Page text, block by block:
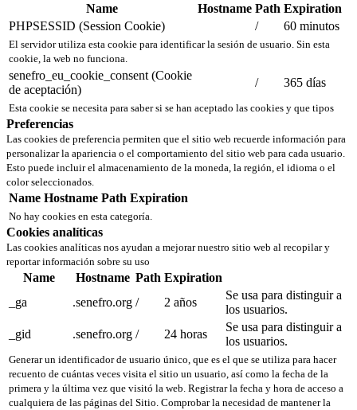
Name Hostname Path Expiration
PHPSESSID (Session Cookie)
/ 60 minutos
El servidor utiliza esta cookie para identificar la sesión de usuario. Sin esta
cookie, la web no funciona.
senefro_eu_cookie_consent (Cookie
de aceptación)
/ 365 días
Esta cookie se necesita para saber si se han aceptado las cookies y que tipos
Preferencias
Las cookies de preferencia permiten que el sitio web recuerde información para
personalizar la apariencia o el comportamiento del sitio web para cada usuario.
Esto puede incluir el almacenamiento de la moneda, la región, el idioma o el
color seleccionados.
Name Hostname Path Expiration
No hay cookies en esta categoría.
Cookies analíticas
Las cookies analíticas nos ayudan a mejorar nuestro sitio web al recopilar y
reportar información sobre su uso
Name Hostname Path Expiration
_ga
.senefro.org / 2 años
Se usa para distinguir a
los usuarios.
_gid
.senefro.org / 24 horas
Se usa para distinguir a
los usuarios.
Generar un identificador de usuario único, que es el que se utiliza para hacer
recuento de cuántas veces visita el sitio un usuario, así como la fecha de la
primera y la última vez que visitó la web. Registrar la fecha y hora de acceso a
cualquiera de las páginas del Sitio. Comprobar la necesidad de mantener la